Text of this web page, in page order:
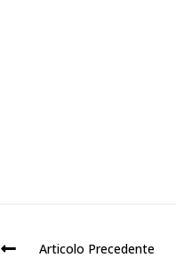
Articolo Precedente